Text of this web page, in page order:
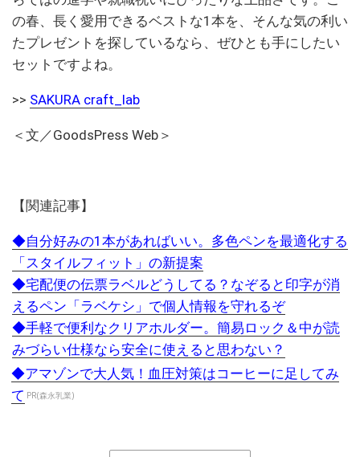
の春、長く愛用できるベストな1本を、そんな気の利い
たプレゼントを探しているなら、ぜひとも手にしたい
セットですよね。
>> SAKURA craft_lab
＜文／GoodsPress Web＞
【関連記事】
◆自分好みの1本があればいい。多色ペンを最適化する
「スタイルフィット」の新提案
◆宅配便の伝票ラベルどうしてる？なぞると印字が消
えるペン「ラベケシ」で個人情報を守れるぞ
◆手軽で便利なクリアホルダー。簡易ロック＆中が読
みづらい仕様なら安全に使えると思わない？
◆アマゾンで大人気！血圧対策はコーヒーに足してみ
て PR(森永乳業)